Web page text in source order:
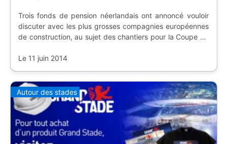
Trois fonds de pension néerlandais ont annoncé vouloir
discuter avec les plus grosses compagnies européennes
de construction, au sujet des chantiers pour la Coupe du
pour demander si la compétition aura
Le 11 juin 2014
Autour des stades